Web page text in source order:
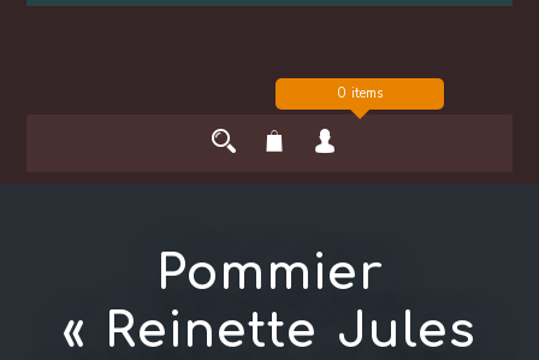
0 items
Pommier
« Reinette Jules